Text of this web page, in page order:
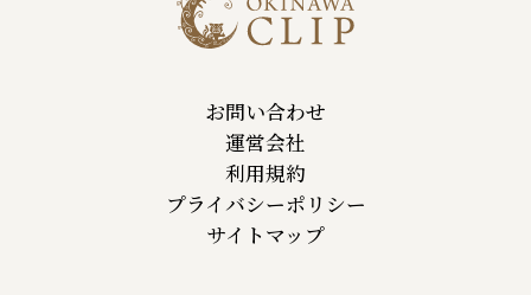
お問い合わせ
運営会社
利用規約
プライバシーポリシー
サイトマップ